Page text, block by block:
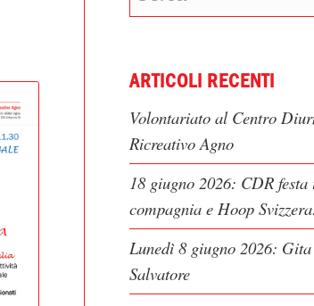
ARTICOLI RECENTI
Volontariato al Centro
Ricreativo Agno
18 giugno 2026: CDR festa
compagnia e Hoop
Lunedì 8 giugno 2026:
Salvatore